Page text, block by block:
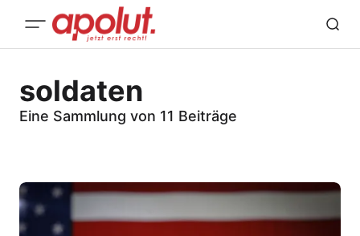
soldaten
Eine Sammlung von 11 Beiträge